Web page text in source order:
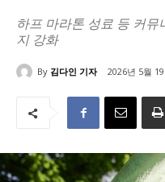
하프 마라톤 성료 등 커뮤
지 강화
By 김다인 기자 2026년 5월